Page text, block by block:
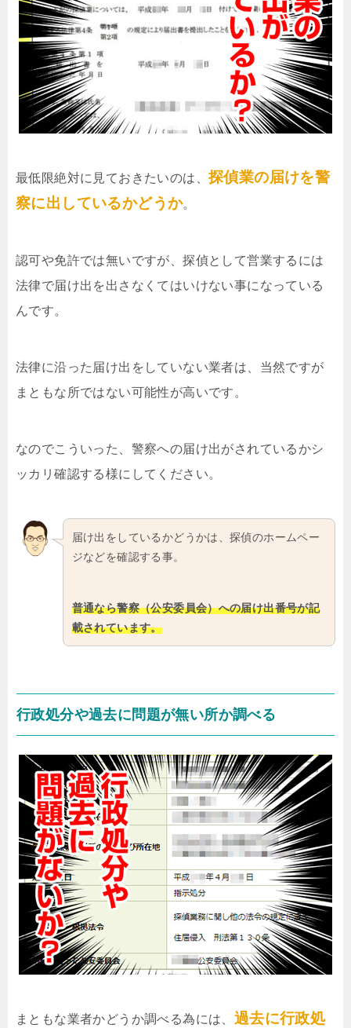
最低限絶対に見ておきたいのは、 探偵業の届けを警
察に出しているかどうか。
認可や免許では無いですが、探偵として営業するには
法律で届け出を出さなくてはいけない事になっている
んです。
法律に沿った届け出をしていない業者は、当然ですが
まともな所ではない可能性が高いです。
なのでこういった、警察への届け出がされているかシ
ッカリ確認する様にしてください。
届け出をしているかどうかは、探偵のホームペー
ジなどを確認する事。
普通なら警察（公安委員会）への届け出番号が記
載されています。
行政処分や過去に問題が無い所か調べる
まともな業者かどうか調べる為には、 過去に行政処